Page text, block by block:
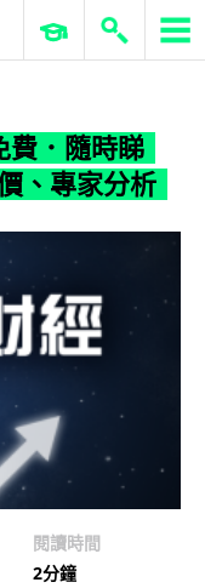
ERP 與商業 AI
費．隨時睇
、專家分析
閱讀時間
2分鐘